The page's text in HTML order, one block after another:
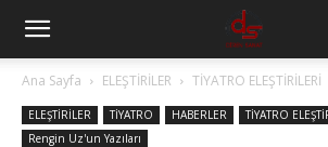
Ana Sayfa ELEŞTİRİLER TİYATRO ELEŞTİRİLERİ
ELEŞTİRİLER TİYATRO HABERLER
TİYATRO
Rengin Uz'un Yazıları